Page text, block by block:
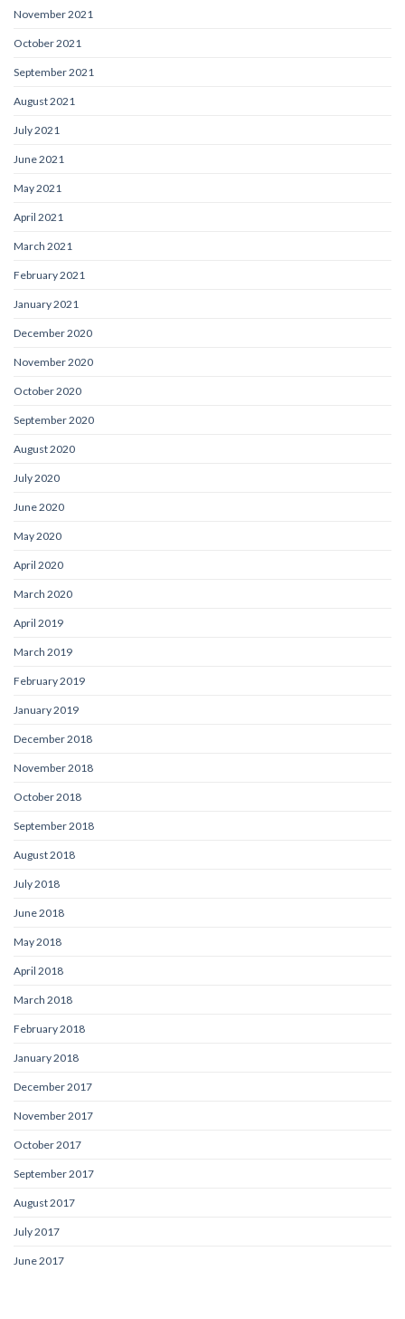
November 2021
October 2021
September 2021
August 2021
July 2021
June 2021
May 2021
April 2021
March 2021
February 2021
January 2021
December 2020
November 2020
October 2020
September 2020
August 2020
July 2020
June 2020
May 2020
April 2020
March 2020
April 2019
March 2019
February 2019
January 2019
December 2018
November 2018
October 2018
September 2018
August 2018
July 2018
June 2018
May 2018
April 2018
March 2018
February 2018
January 2018
December 2017
November 2017
October 2017
September 2017
August 2017
July 2017
June 2017